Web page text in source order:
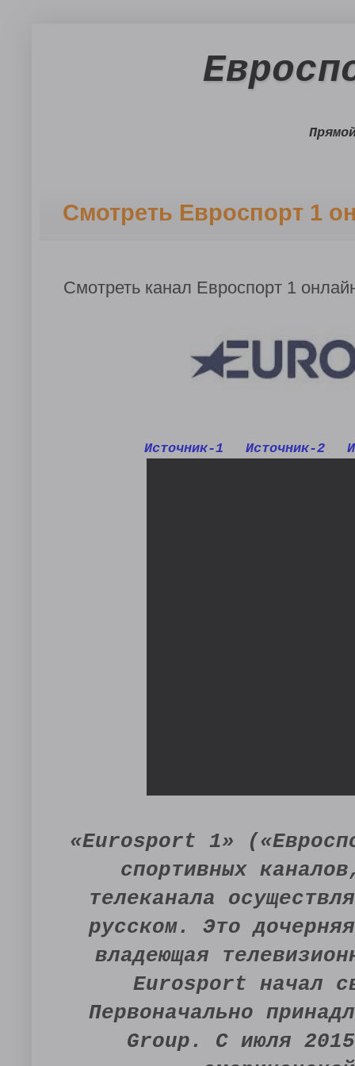
Смотреть Евроспорт 1
Смотреть канал Евроспорт 1
Источник-1 Источник-2
«Eurosport 1»
спортивных
телеканала
русском. Это
владеющая
Eurosport начал
Первоначально
Group. С июля